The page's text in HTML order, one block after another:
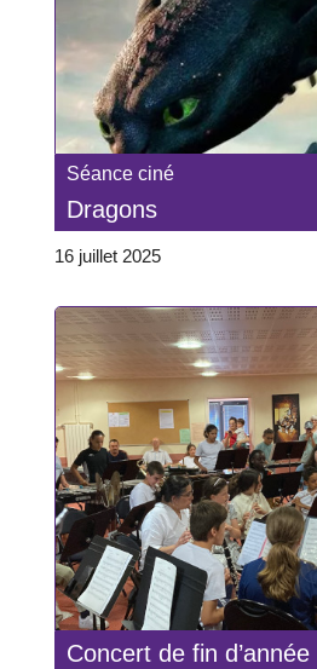
Séance ciné
Dragons
16 juillet 2025
Concert de fin d’année